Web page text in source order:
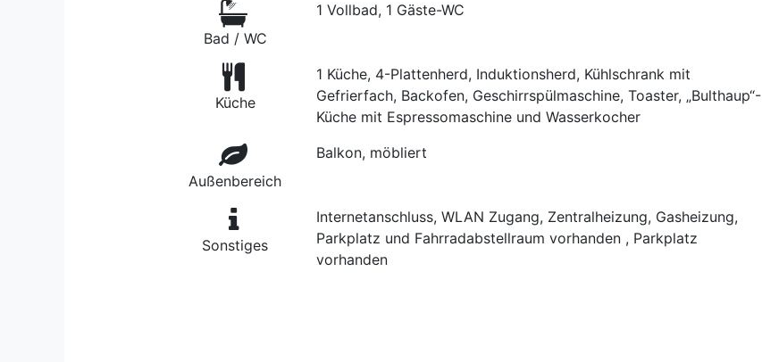
Bad / WC
1 Vollbad, 1 Gäste-WC
Küche
1 Küche, 4-Plattenherd, Induktionsherd, Kühlschrank mit
Gefrierfach, Backofen, Geschirrspülmaschine, Toaster, „Bulthaup“-
Küche mit Espressomaschine und Wasserkocher
Außenbereich
Balkon, möbliert
Sonstiges
Internetanschluss, WLAN Zugang, Zentralheizung, Gasheizung,
Parkplatz und Fahrradabstellraum vorhanden , Parkplatz
vorhanden